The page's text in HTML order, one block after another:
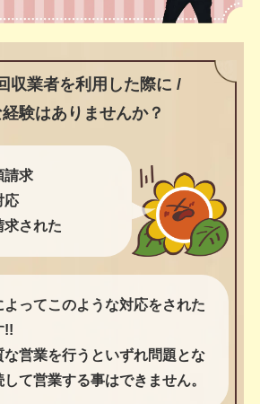
収業者を利用した際に /
験はありませんか？
請求
応
求された
ってこのような対応をされた
!!
な営業を行うといずれ問題とな
て営業する事はできません。